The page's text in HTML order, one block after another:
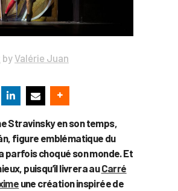
by Valérie Juan
Stravinsky en son temps,
figure emblématique du
parfois choqué son monde. Et
puisqu’il livrera auCarré
une création inspirée de